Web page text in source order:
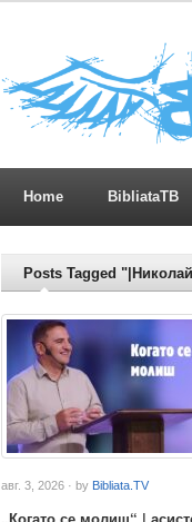
Home BibliataTB
Posts Tagged
авг. 3, 2026 · by Bibliata.TV